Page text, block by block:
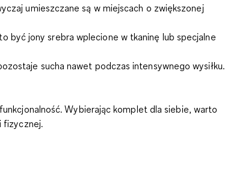
umieszczane są w miejscach o zwiększonej
to byćjony srebra wplecione w tkaninę lub specjalne
sucha nawet podczas intensywnego wysiłku.
Wybierając komplet dla siebie, warto
fizycznej.